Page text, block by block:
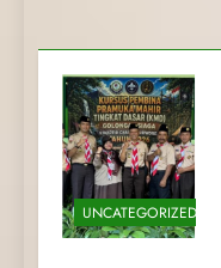
dan
Pramuka
Pramuka
Kepedulian
UNCATEGORIZED